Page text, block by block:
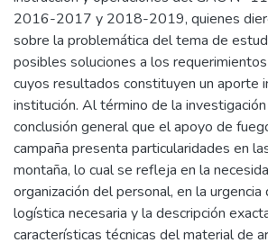
2016-2017 y 2018-2019, quienes
sobre la problemática del tema de
posibles soluciones a los
cuyos resultados constituyen un aporte
institución. Al término de la
conclusión general que el apoyo de
campaña presenta particularidades en
montaña, lo cual se refleja en la
organización del personal, en la urgencia
logística necesaria y la descripción
características técnicas del material de